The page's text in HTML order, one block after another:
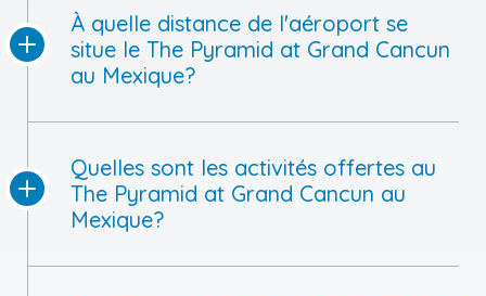
À quelle distance de l'aéroport se
situe le The Pyramid at Grand Cancun
au Mexique?
Quelles sont les activités offertes au
The Pyramid at Grand Cancun au
Mexique?